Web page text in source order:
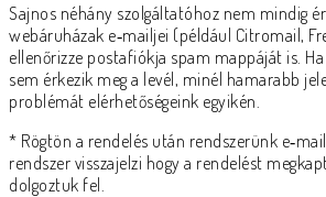
Sajnos néhány szolgáltatóhoz nem mindig
webáruházak e‑mailjei (például Citromail,
ellenőrizze postafiókja spam mappáját is.
sem érkezik meg a levél, minél hamarabb
problémát elérhetőségeink egyikén.
* Rögtön a rendelés után rendszerünk
rendszer visszajelzi hogy a rendelést
dolgoztuk fel.